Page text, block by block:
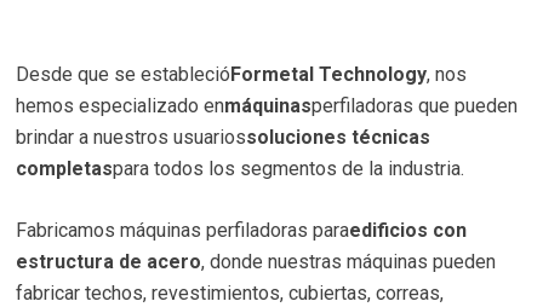
Desde que se establecióFormetal Technology, nos
hemos especializado enmáquinasperfiladoras que pueden
brindar a nuestros usuariossoluciones técnicas
completaspara todos los segmentos de la industria.
Fabricamos máquinas perfiladoras paraedificios con
estructura de acero, donde nuestras máquinas pueden
fabricar techos, revestimientos, cubiertas, correas,